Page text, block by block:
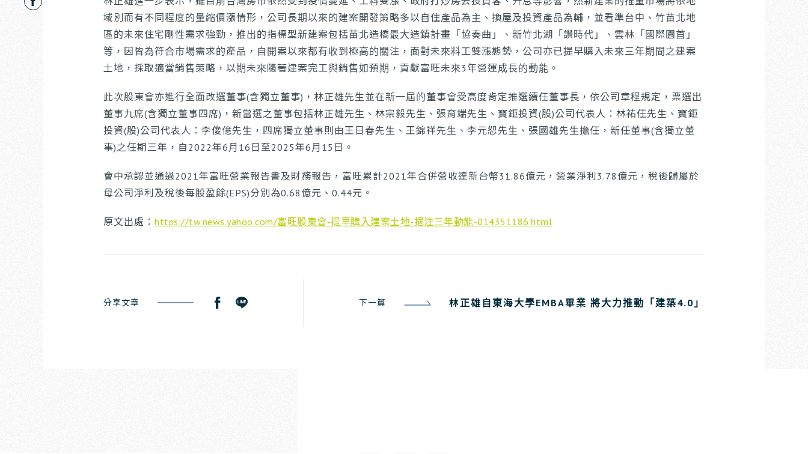
域別而有不同程度的量縮價漲情形，公司長期以來的建案開發策略多以自住產品為主、換屋及投資產品為輔，並看準台中、竹苗北地
區的未來住宅剛性需求強勁，推出的指標型新建案包括苗北造橋最大造鎮計畫「協奏曲」、新竹北湖「讚時代」、雲林「國際園首」
等，因皆為符合市場需求的產品，自開案以來都有收到極高的關注，面對未來料工雙漲態勢，公司亦已提早購入未來三年期間之建案
土地，採取適當銷售策略，以期未來隨著建案完工與銷售如預期，貢獻富旺未來3年營運成長的動能。
此次股東會亦進行全面改選董事(含獨立董事)，林正雄先生並在新一屆的董事會受高度肯定推選續任董事長，依公司章程規定，票選出
董事九席(含獨立董事四席)，新當選之董事包括林正雄先生、林宗毅先生、張育端先生、寶鉅投資(股)公司代表人：林祐任先生、寶鉅
投資(股)公司代表人：李俊億先生，四席獨立董事則由王日春先生、王錦祥先生、李元恕先生、張國雄先生擔任，新任董事(含獨立董
事)之任期三年，自2022年6月16日至2025年6月15日。
會中承認並通過2021年富旺營業報告書及財務報告，富旺累計2021年合併營收達新台幣31.86億元，營業淨利3.78億元，稅後歸屬於
母公司淨利及稅後每股盈餘(EPS)分別為0.68億元、0.44元。
原文出處： https://tw.news.yahoo.com/富旺股東會-提早購入建案土地-挹注三年動能-014351186.html
分享文章 下一篇 林正雄自東海大學EMBA畢業 將大力推動「建築4.0」